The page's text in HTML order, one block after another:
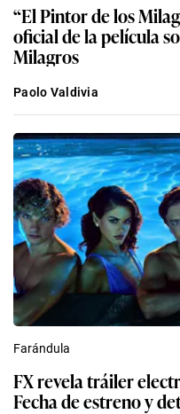
“El Pintor de los
oficial de la película
Milagros
Paolo Valdivia
Farándula
FX revela tráiler
Fecha de estreno y